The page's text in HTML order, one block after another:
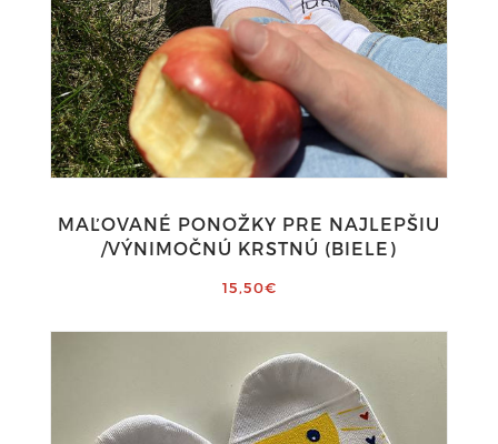
MAĽOVANÉ PONOŽKY PRE NAJLEPŠIU
/VÝNIMOČNÚ KRSTNÚ (BIELE)
15,50€